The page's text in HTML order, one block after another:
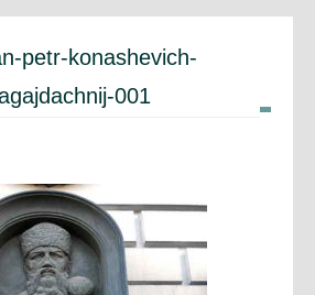
petr-konashevich-
001